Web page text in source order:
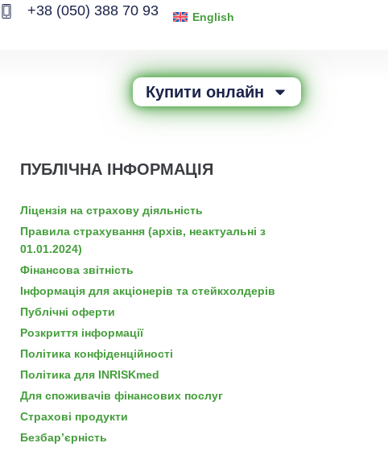
+38 (050) 388 70 93 English
Купити онлайн
ПУБЛІЧНА ІНФОРМАЦІЯ
Ліцензія на страхову діяльність
Правила страхування (архів, неактуальні з
01.01.2024)
Фінансова звітність
Інформація для акціонерів та стейкхолдерів
Публічні оферти
Розкриття інформації
Політика конфіденційності
Політика для INRISKmed
Для споживачів фінансових послуг
Страхові продукти
Безбар’єрність